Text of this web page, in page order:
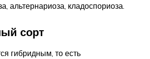
альтернариоза, кладоспориоза.
сорт
гибридным, то есть